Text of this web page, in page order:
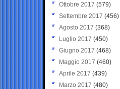
Ottobre 2017 (579)
Settembre 2017 (456)
Agosto 2017 (368)
Luglio 2017 (450)
Giugno 2017 (468)
Maggio 2017 (460)
Aprile 2017 (439)
Marzo 2017 (480)